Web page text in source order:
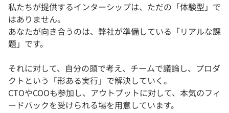
私たちが提供するインターシップは、ただの「体験型」で
はありません。
あなたが向き合うのは、弊社が準備している「リアルな課
題」です。
それに対して、自分の頭で考え、チームで議論し、プロダ
クトという「形ある実行」で解決していく。
CTOやCOOも参加し、アウトプットに対して、本気のフィ
ードバックを受けられる場を用意しています。